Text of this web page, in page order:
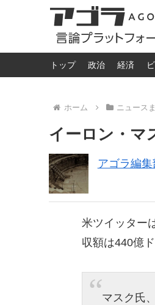
トップ 政治 経済
ホーム ニュース
イーロン・マ
アゴラ編集
米ツイッター
収額は440億
マスク氏